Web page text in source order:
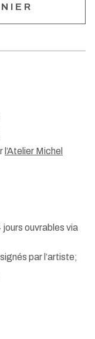
l’Atelier Michel
ouvrables via
par l’artiste;